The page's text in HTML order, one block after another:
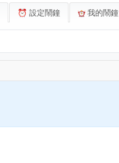
⏰ 設定鬧鐘 我的鬧鐘